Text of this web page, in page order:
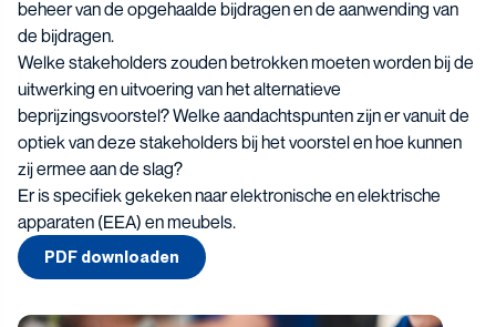
beheer van de opgehaalde bijdragen en de aanwending van
de bijdragen.
Welke stakeholders zouden betrokken moeten worden bij de
uitwerking en uitvoering van het alternatieve
beprijzingsvoorstel? Welke aandachtspunten zijn er vanuit de
optiek van deze stakeholders bij het voorstel en hoe kunnen
zij ermee aan de slag?
Er is specifiek gekeken naar elektronische en elektrische
apparaten (EEA) en meubels.
PDF downloaden